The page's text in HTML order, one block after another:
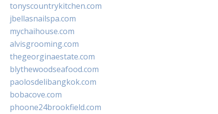
tonyscountrykitchen.com
jbellasnailspa.com
mychaihouse.com
alvisgrooming.com
thegeorginaestate.com
blythewoodseafood.com
paolosdelibangkok.com
bobacove.com
phoone24brookfield.com